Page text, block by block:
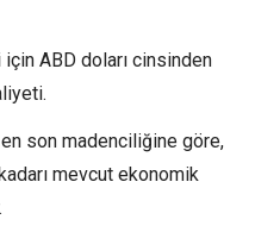
ABD doları cinsinden
son madenciliğine göre,
mevcut ekonomik